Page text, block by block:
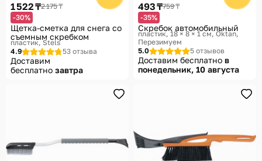
1 522 ₸2 175 ₸
-30%
Щетка-сметка для снега со
съемным скребком
пластик Stels
4.9
53 отзыва
Доставим
бесплатно завтра
493 ₸759 ₸
-35%
Скребок автомобильный
пластик, 18 × 8 × 1 см Oktan,
Перезимуем
5.0
5 отзывов
Доставим бесплатно в
понедельник, 10 августа
Способы доставки
Способы оплаты